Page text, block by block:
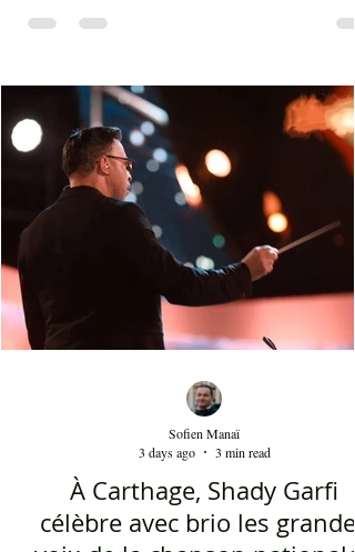
première ligne jouent avec des costumes qui
planches du festival de Carthage. Dans les
gradins, dans un temps d'été très humide, les
présents sont le plus souvent des
qui sont venus se rappeler des années 80 et
90 où la culture italienne dominait le paysage
télévisuel tunisien. Conduit par l'énergique
d'orch
Sofien Manaï
3 days ago
3 min read